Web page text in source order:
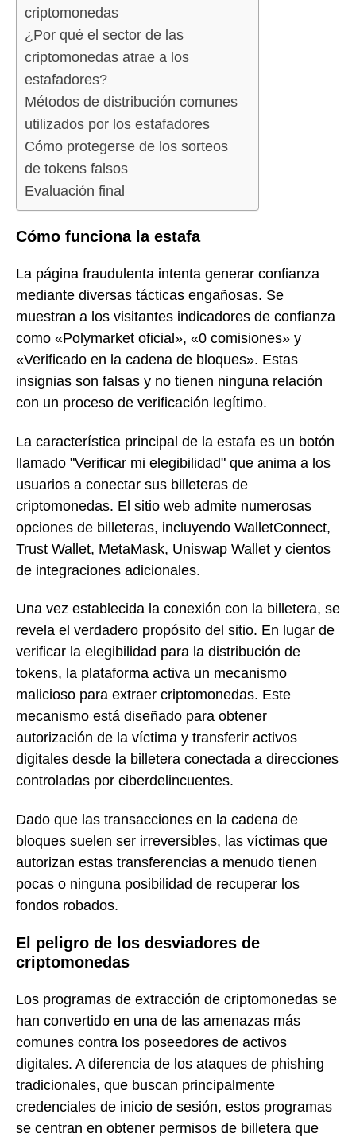
criptomonedas
¿Por qué el sector de las
criptomonedas atrae a los
estafadores?
Métodos de distribución comunes
utilizados por los estafadores
Cómo protegerse de los sorteos
de tokens falsos
Evaluación final
Cómo funciona la estafa
La página fraudulenta intenta generar confianza
mediante diversas tácticas engañosas. Se
muestran a los visitantes indicadores de confianza
como «Polymarket oficial», «0 comisiones» y
«Verificado en la cadena de bloques». Estas
insignias son falsas y no tienen ninguna relación
con un proceso de verificación legítimo.
La característica principal de la estafa es un botón
llamado "Verificar mi elegibilidad" que anima a los
usuarios a conectar sus billeteras de
criptomonedas. El sitio web admite numerosas
opciones de billeteras, incluyendo WalletConnect,
Trust Wallet, MetaMask, Uniswap Wallet y cientos
de integraciones adicionales.
Una vez establecida la conexión con la billetera, se
revela el verdadero propósito del sitio. En lugar de
verificar la elegibilidad para la distribución de
tokens, la plataforma activa un mecanismo
malicioso para extraer criptomonedas. Este
mecanismo está diseñado para obtener
autorización de la víctima y transferir activos
digitales desde la billetera conectada a direcciones
controladas por ciberdelincuentes.
Dado que las transacciones en la cadena de
bloques suelen ser irreversibles, las víctimas que
autorizan estas transferencias a menudo tienen
pocas o ninguna posibilidad de recuperar los
fondos robados.
El peligro de los desviadores de
criptomonedas
Los programas de extracción de criptomonedas se
han convertido en una de las amenazas más
comunes contra los poseedores de activos
digitales. A diferencia de los ataques de phishing
tradicionales, que buscan principalmente
credenciales de inicio de sesión, estos programas
se centran en obtener permisos de billetera que